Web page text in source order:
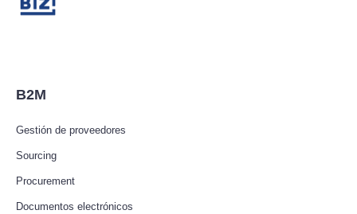
B2M
Gestión de proveedores
Sourcing
Procurement
Documentos electrónicos